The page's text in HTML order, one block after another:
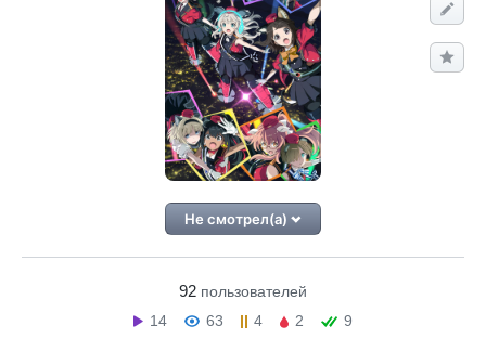
Не смотрел(а)
92 пользователей
14
63 4 2 9